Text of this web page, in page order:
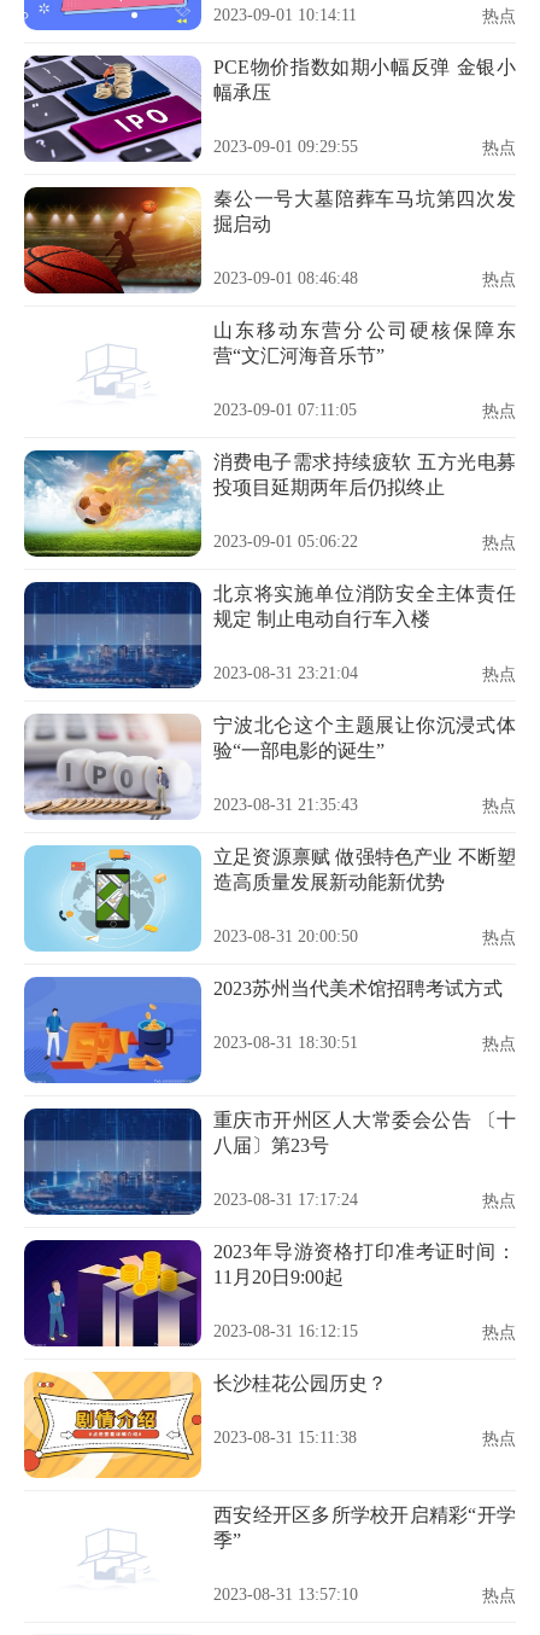
2023-09-01 10:14:11 热点
PCE物价指数如期小幅反弹 金银小
幅承压
2023-09-01 09:29:55 热点
秦公一号大墓陪葬车马坑第四次发
掘启动
2023-09-01 08:46:48 热点
山东移动东营分公司硬核保障东
营“文汇河海音乐节”
2023-09-01 07:11:05 热点
消费电子需求持续疲软 五方光电募
投项目延期两年后仍拟终止
2023-09-01 05:06:22 热点
北京将实施单位消防安全主体责任
规定 制止电动自行车入楼
2023-08-31 23:21:04 热点
宁波北仑这个主题展让你沉浸式体
验“一部电影的诞生”
2023-08-31 21:35:43 热点
立足资源禀赋 做强特色产业 不断塑
造高质量发展新动能新优势
2023-08-31 20:00:50 热点
2023苏州当代美术馆招聘考试方式
2023-08-31 18:30:51 热点
重庆市开州区人大常委会公告 〔十
八届〕第23号
2023-08-31 17:17:24 热点
2023年导游资格打印准考证时间：
11月20日9:00起
2023-08-31 16:12:15 热点
长沙桂花公园历史？
2023-08-31 15:11:38 热点
西安经开区多所学校开启精彩“开学
季”
2023-08-31 13:57:10 热点